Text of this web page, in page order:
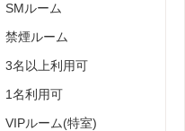
SMルーム
禁煙ルーム
3名以上利用可
1名利用可
VIPルーム(特室)